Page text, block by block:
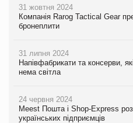
31 жовтня 2024
Компанія Rarog Tactical Gear
бронеплити
31 липня 2024
Напівфабрикати та консерви,
нема світла
24 червня 2024
Meest Пошта і Shop-Express
українських підприємців